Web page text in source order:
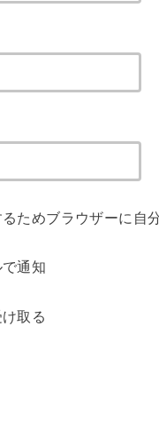
ためブラウザーに自
通知
取る